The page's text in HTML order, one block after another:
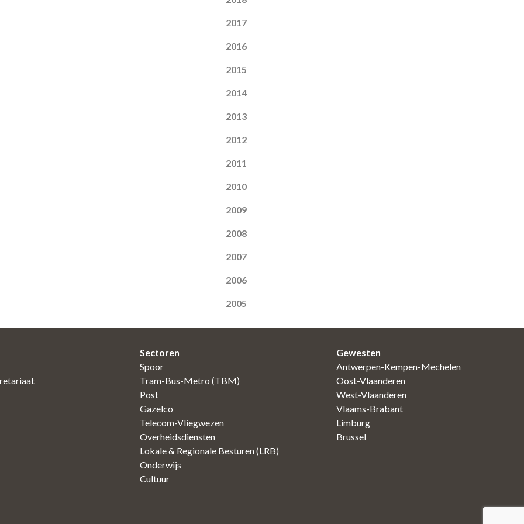
2017
2016
2015
2014
2013
2012
2011
2010
2009
2008
2007
2006
2005
Sectoren
Spoor
Tram-Bus-Metro (TBM)
Post
Gazelco
Telecom-Vliegwezen
Overheidsdiensten
Lokale & Regionale Besturen (LRB)
Onderwijs
Cultuur
Gewesten
Antwerpen-Kempen-Mechelen
Oost-Vlaanderen
West-Vlaanderen
Vlaams-Brabant
Limburg
Brussel